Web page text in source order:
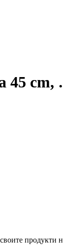
45 cm,
продукти